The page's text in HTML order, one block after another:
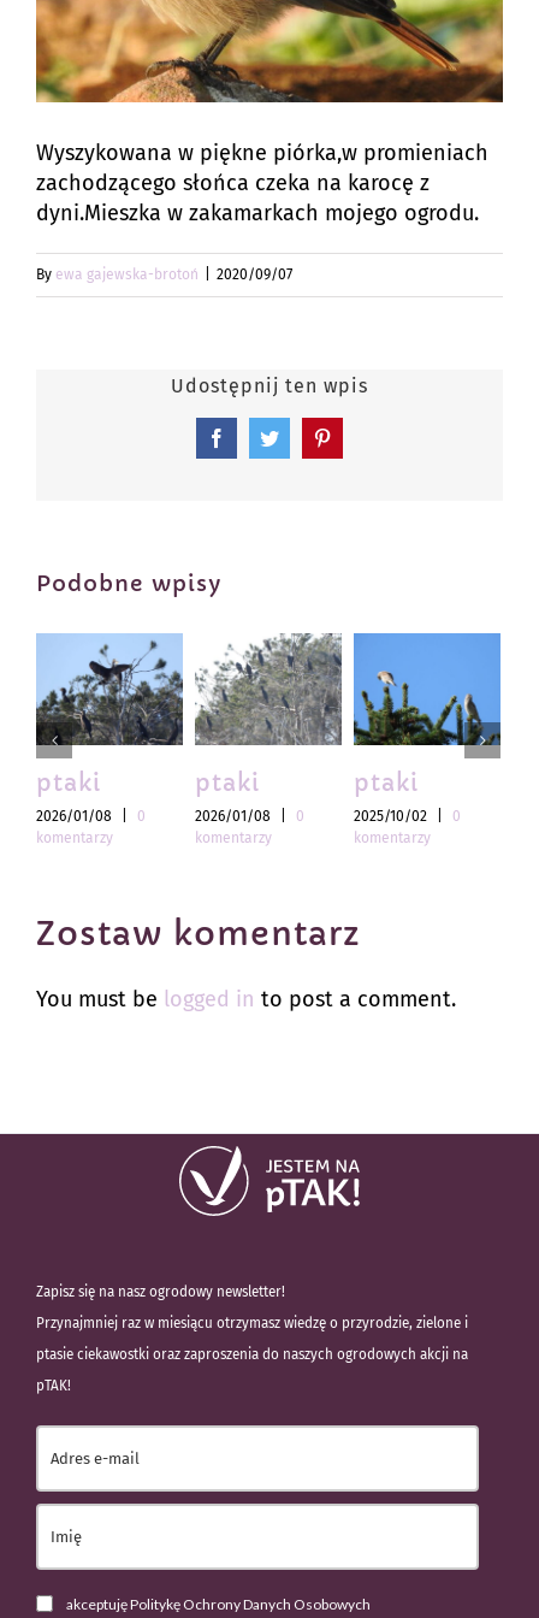
Wyszykowana w piękne piórka,w promieniach
zachodzącego słońca czeka na karocę z
dyni.Mieszka w zakamarkach mojego ogrodu.
By ewa gajewska-brotoń 2020/09/07
Udostępnij ten wpis
FacebookTwitterPinterest
Podobne wpisy
ptaki
2026/01/08
0
komentarzy
ptaki
2026/01/08
0
komentarzy
ptaki
2025/10/02
0
komentarzy
Zostaw komentarz
You must be logged in to post a comment.
Zapisz się na nasz ogrodowy newsletter!
Przynajmniej raz w miesiącu otrzymasz wiedzę o przyrodzie, zielone i
ptasie ciekawostki oraz zaproszenia do naszych ogrodowych akcji na
pTAK!
akceptuję Politykę Ochrony Danych Osobowych